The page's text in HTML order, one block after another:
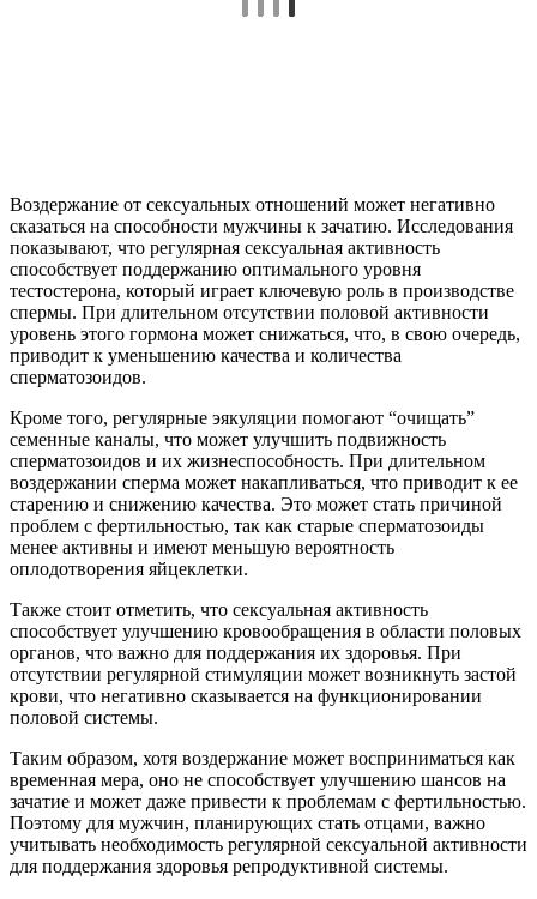
Воздержание от сексуальных отношений может негативно
сказаться на способности мужчины к зачатию. Исследования
показывают, что регулярная сексуальная активность
способствует поддержанию оптимального уровня
тестостерона, который играет ключевую роль в производстве
спермы. При длительном отсутствии половой активности
уровень этого гормона может снижаться, что, в свою очередь,
приводит к уменьшению качества и количества
сперматозоидов.
Кроме того, регулярные эякуляции помогают “очищать”
семенные каналы, что может улучшить подвижность
сперматозоидов и их жизнеспособность. При длительном
воздержании сперма может накапливаться, что приводит к ее
старению и снижению качества. Это может стать причиной
проблем с фертильностью, так как старые сперматозоиды
менее активны и имеют меньшую вероятность
оплодотворения яйцеклетки.
Также стоит отметить, что сексуальная активность
способствует улучшению кровообращения в области половых
органов, что важно для поддержания их здоровья. При
отсутствии регулярной стимуляции может возникнуть застой
крови, что негативно сказывается на функционировании
половой системы.
Таким образом, хотя воздержание может восприниматься как
временная мера, оно не способствует улучшению шансов на
зачатие и может даже привести к проблемам с фертильностью.
Поэтому для мужчин, планирующих стать отцами, важно
учитывать необходимость регулярной сексуальной активности
для поддержания здоровья репродуктивной системы.